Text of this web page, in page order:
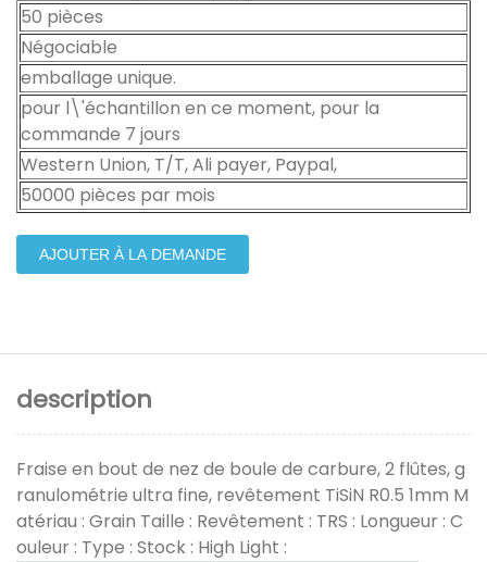
50 pièces
Négociable
emballage unique.
pour l\'échantillon en ce moment, pour la
commande 7 jours
Western Union, T/T, Ali payer, Paypal,
50000 pièces par mois
AJOUTER À LA DEMANDE
description
Fraise en bout de nez de boule de carbure, 2 flûtes, g
ranulométrie ultra fine, revêtement TiSiN R0.5 1mm M
atériau : Grain Taille : Revêtement : TRS : Longueur : C
ouleur : Type : Stock : High Light :